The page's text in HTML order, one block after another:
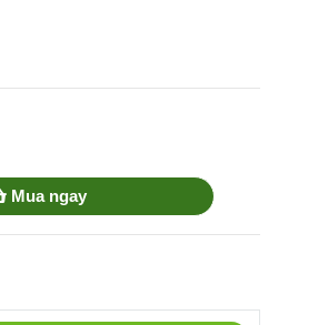
Mua ngay